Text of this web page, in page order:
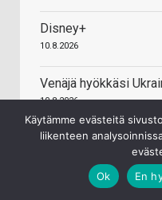
Disney+
10.8.2026
Venäjä hyökkäsi
10.8.2026
Testissä Realme GT
Säästäminen ja
Käytämme evästeitä
liikenteen
Ok
En